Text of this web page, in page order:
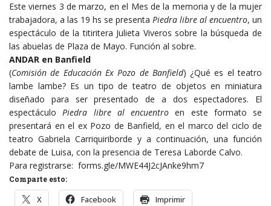
Este viernes 3 de marzo, en el Mes de la memoria y de la mujer
trabajadora, a las 19 hs se presenta Piedra libre al encuentro, un
espectáculo de la titiritera Julieta Viveros sobre la búsqueda de
las abuelas de Plaza de Mayo. Función al sobre.
ANDAR en Banfield
(Comisión de Educación Ex Pozo de Banfield) ¿Qué es el teatro
lambe lambe? Es un tipo de teatro de objetos en miniatura
diseñado para ser presentado de a dos espectadores. El
espectáculoPiedra libre al encuentro en este formato se
presentará en el ex Pozo de Banfield, en el marco del ciclo de
teatro Gabriela Carriquiriborde y a continuación, una función
debate de Luisa, con la presencia de Teresa Laborde Calvo.
Para registrarse: forms.gle/MWE44J2cJAnke9hm7
Comparte esto:
X Facebook Imprimir